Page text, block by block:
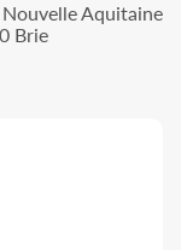
Aquitaine
Brie